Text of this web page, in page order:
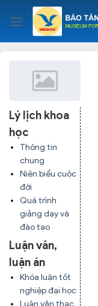
content
Lý lịch khoa
học
Thông tin
chung
Niên biểu cuộc
đời
Quá trình
giảng dạy và
đào tạo
Luận văn,
luận án
Khóa luận tốt
nghiệp đại học
Luận văn thạc